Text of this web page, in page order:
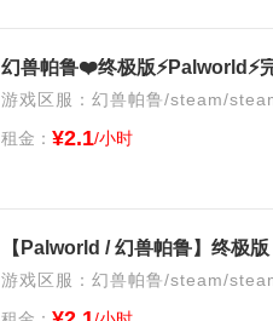
游戏区服：幻兽帕鲁/steam/
租金： ¥2.1/小时
【Palworld / 幻兽帕鲁】终极
游戏区服：幻兽帕鲁/steam/